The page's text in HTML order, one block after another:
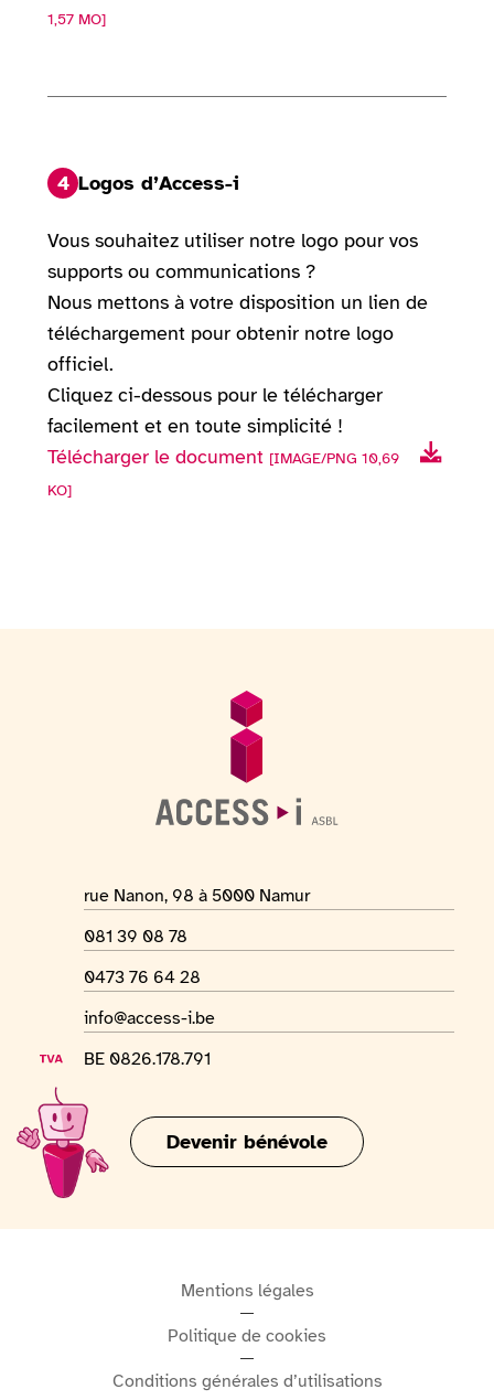
1,57 MO]
4 Logos d’Access-i
Vous souhaitez utiliser notre logo pour vos
supports ou communications ?
Nous mettons à votre disposition un lien de
téléchargement pour obtenir notre logo
officiel.
Cliquez ci-dessous pour le télécharger
facilement et en toute simplicité !
Télécharger le document [IMAGE/PNG 10,69
KO]
Informations générales
Adresse du lieu
rue Nanon, 98 à 5000 Namur
Numéro de téléphone
081 39 08 78
Numéro Whatsapp
0473 76 64 28
Adresse mail
info@access-i.be
Numéro de TVA
BE 0826.178.791
Devenir bénévole
Mentions légales
Politique de cookies
Conditions générales d’utilisations